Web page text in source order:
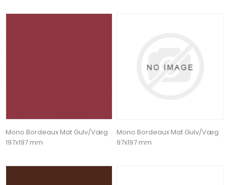
Mono Bordeaux Mat Gulv/Væg
197x197 mm
Mono Bordeaux Mat Gulv/Væg
97x197 mm